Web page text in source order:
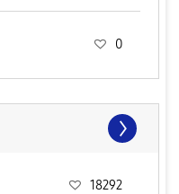
0
18292